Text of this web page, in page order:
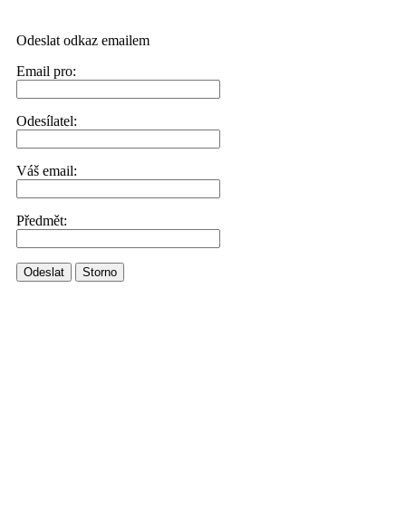
Odeslat odkaz emailem
Email pro:
Odesílatel:
Váš email:
Předmět:
Odeslat Storno